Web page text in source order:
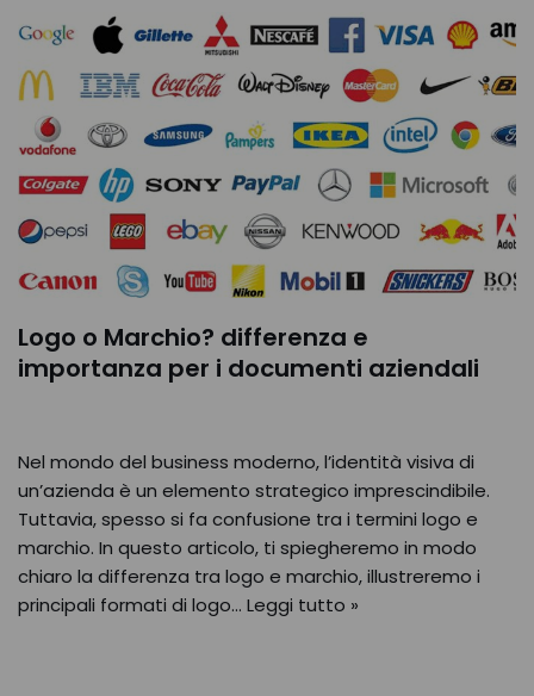
Logo o Marchio? differenza e
importanza per i documenti aziendali
Nel mondo del business moderno, l’identità visiva di
un’azienda è un elemento strategico imprescindibile.
Tuttavia, spesso si fa confusione tra i termini logo e
marchio. In questo articolo, ti spiegheremo in modo
chiaro la differenza tra logo e marchio, illustreremo i
principali formati di logo… Leggi tutto »